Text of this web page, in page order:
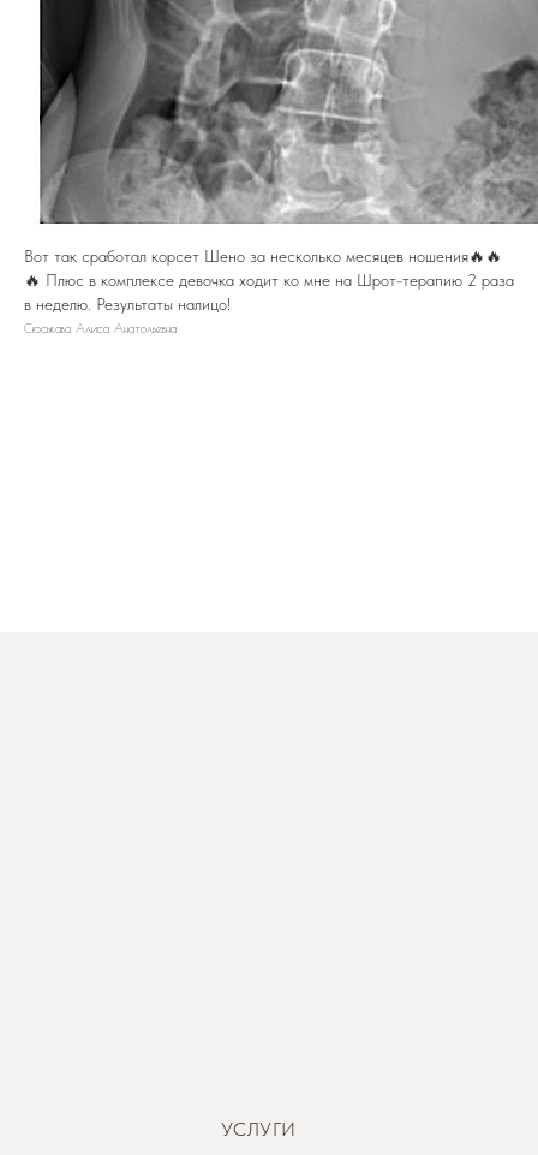
Вот так сработал корсет Шено за несколько месяцев ношения🔥🔥
🔥 Плюс в комплексе девочка ходит ко мне на Шрот-терапию 2 раза
в неделю. Результаты налицо!
Сюськава Алиса Анатольевна
УСЛУГИ